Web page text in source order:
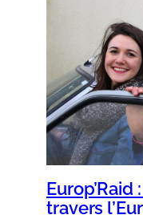
travers